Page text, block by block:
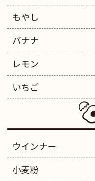
もやし
バナナ
レモン
いちご
ウインナー
小麦粉